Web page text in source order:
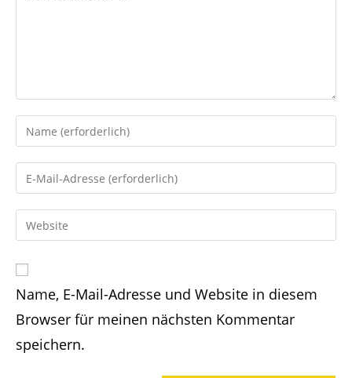
Gib
deinen
Namen
oder
zum
Kommentieren
ein
Gib
deine
E-
Mail-
zum
Kommentieren
Gib
deine
URL
ein
(optional)
Name, E-Mail-Adresse und Website in diesem
Browser für meinen nächsten Kommentar
speichern.